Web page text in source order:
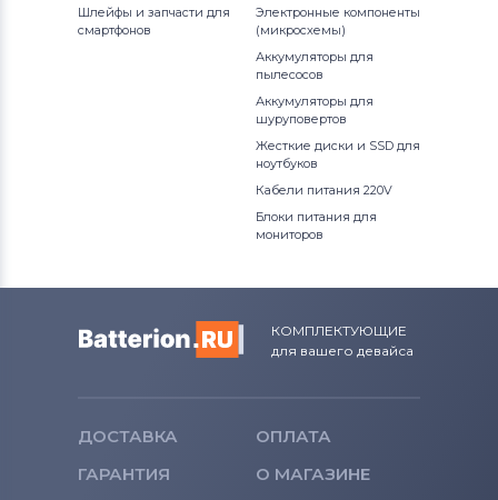
Шлейфы и запчасти для
смартфонов
Электронные компоненты
(микросхемы)
Аккумуляторы для
пылесосов
Аккумуляторы для
шуруповертов
Жесткие диски и SSD для
ноутбуков
Кабели питания 220V
Блоки питания для
мониторов
КОМПЛЕКТУЮЩИЕ
для вашего девайса
ДОСТАВКА
ОПЛАТА
ГАРАНТИЯ
О МАГАЗИНЕ